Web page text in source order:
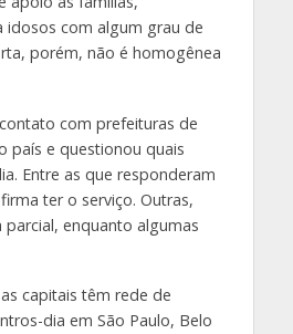
idosos com algum grau de
porém, não é homogênea
com prefeituras de
país e questionou quais
Entre as que responderam
ter o serviço. Outras,
enquanto algumas
capitais têm rede de
dia em São Paulo, Belo